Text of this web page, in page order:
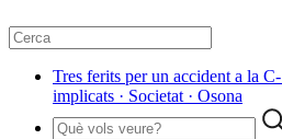
Tres ferits per un accident a la
implicats · Societat · Osona